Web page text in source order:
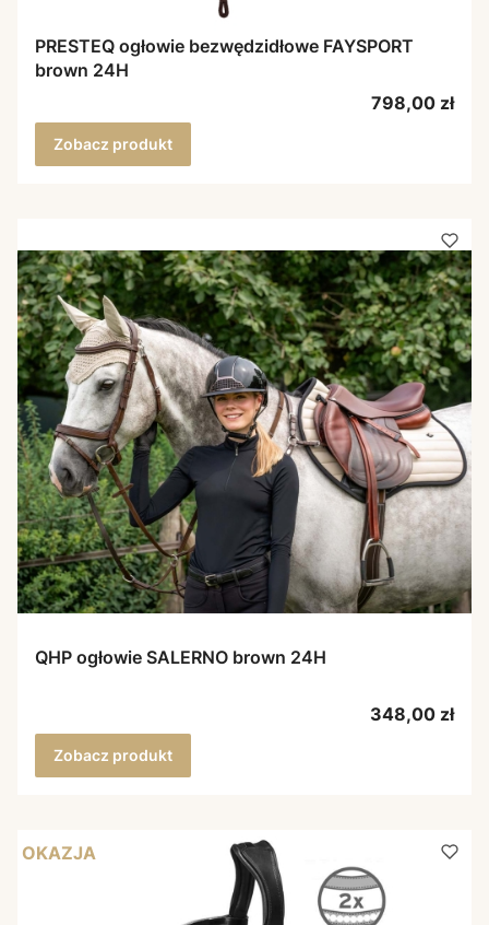
PRESTEQ ogłowie bezwędzidłowe FAYSPORT
brown 24H
Cena
798,00 zł
Zobacz produkt
QHP ogłowie SALERNO brown 24H
Cena
348,00 zł
Zobacz produkt
OKAZJA